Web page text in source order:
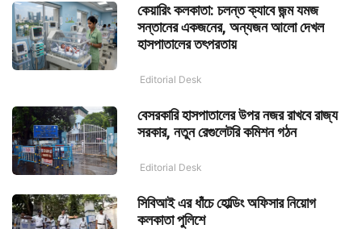
কেয়ারিং কলকাতা: চলন্ত ক্যাবে জন্ম যমজ
সন্তানের একজনের, অন্যজন আলো দেখল
হাসপাতালের তৎপরতায়
Editorial Desk
বেসরকারি হাসপাতালের উপর নজর রাখবে রাজ্য
সরকার, নতুন রেগুলেটরি কমিশন গঠন
Editorial Desk
সিবিআই এর ধাঁচে হোল্ডিং অফিসার নিয়োগ
কলকাতা পুলিশে